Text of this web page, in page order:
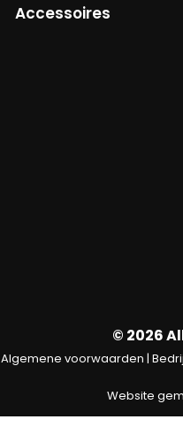
Accessoires
© 2026
Algemene voorwaarden |
Website